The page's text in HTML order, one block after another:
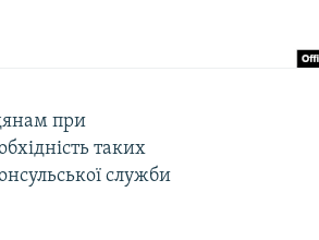
при
таких
служби